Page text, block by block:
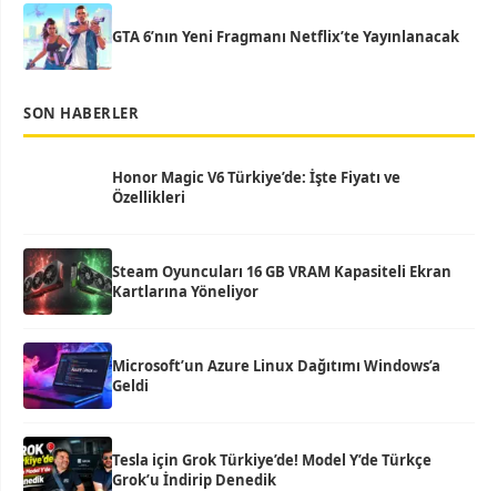
GTA 6’nın Yeni Fragmanı Netflix’te Yayınlanacak
SON HABERLER
Honor Magic V6 Türkiye’de: İşte Fiyatı ve
Özellikleri
Steam Oyuncuları 16 GB VRAM Kapasiteli Ekran
Kartlarına Yöneliyor
Microsoft’un Azure Linux Dağıtımı Windows’a
Geldi
Tesla için Grok Türkiye’de! Model Y’de Türkçe
Grok’u İndirip Denedik